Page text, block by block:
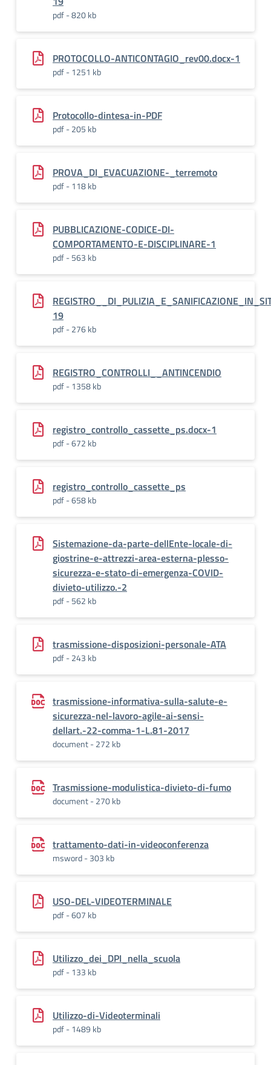
pdf - 820 kb
PROTOCOLLO-ANTICONTAGIO_rev00.docx-1
pdf - 1251 kb
Protocollo-dintesa-in-PDF
pdf - 205 kb
PROVA_DI_EVACUAZIONE-_terremoto
pdf - 118 kb
PUBBLICAZIONE-CODICE-DI-
COMPORTAMENTO-E-DISCIPLINARE-1
pdf - 563 kb
19
pdf - 276 kb
REGISTRO_CONTROLLI__ANTINCENDIO
pdf - 1358 kb
registro_controllo_cassette_ps.docx-1
pdf - 672 kb
registro_controllo_cassette_ps
pdf - 658 kb
Sistemazione-da-parte-dellEnte-locale-di-
giostrine-e-attrezzi-area-esterna-plesso-
sicurezza-e-stato-di-emergenza-COVID-
divieto-utilizzo.-2
pdf - 562 kb
trasmissione-disposizioni-personale-ATA
pdf - 243 kb
trasmissione-informativa-sulla-salute-e-
sicurezza-nel-lavoro-agile-ai-sensi-
dellart.-22-comma-1-L.81-2017
document - 272 kb
Trasmissione-modulistica-divieto-di-fumo
document - 270 kb
trattamento-dati-in-videoconferenza
msword - 303 kb
USO-DEL-VIDEOTERMINALE
pdf - 607 kb
Utilizzo_dei_DPI_nella_scuola
pdf - 133 kb
Utilizzo-di-Videoterminali
pdf - 1489 kb